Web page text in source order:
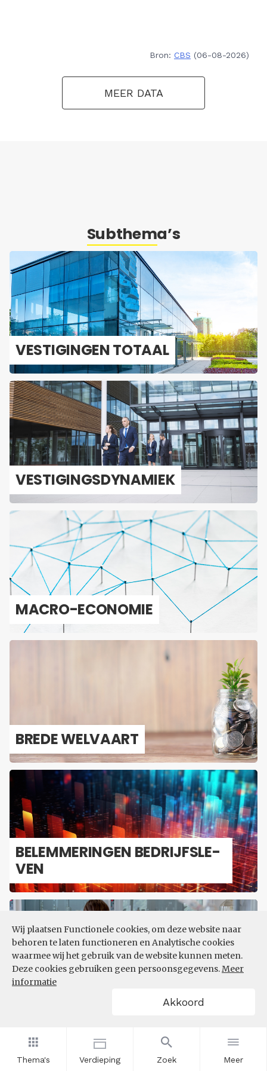
Thema's Verdieping Zoek Meer
Wij plaatsen Functionele cookies, om deze website naar
behoren te laten functioneren en Analytische cookies
waarmee wij het gebruik van de website kunnen meten.
Deze cookies gebruiken geen persoonsgegevens.Meer
informatie
Akkoord
Bron: CBS (06-08-2026)
MEER DATA
Subthema’s
VES­TI­GIN­GEN TO­TAAL
VES­TI­GINGS­DY­NA­MIEK
MACRO-​ECONOMIE
BREDE WEL­VAART
BE­LEM­ME­RIN­GEN BE­DRIJFS­LE­
VEN